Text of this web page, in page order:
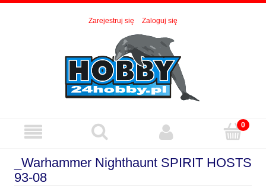
Zarejestruj się Zaloguj się
_Warhammer Nighthaunt SPIRIT HOSTS
93-08